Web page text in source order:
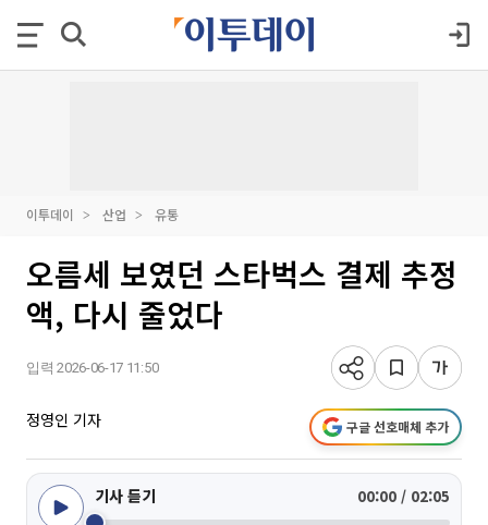
이투데이 산업 유통
오름세 보였던 스타벅스 결제 추정
액, 다시 줄었다
입력 2026-06-17 11:50
정영인 기자 구글 선호매체 추가
기사 듣기 00:00 / 02:05